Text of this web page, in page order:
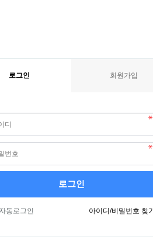
로그인 회원가입
로그인
자동로그인 아이디/비밀번호 찾기